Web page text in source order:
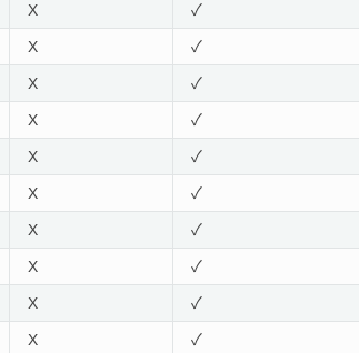
X ✓
X ✓
X ✓
X ✓
X ✓
X ✓
X ✓
X ✓
X ✓
X ✓